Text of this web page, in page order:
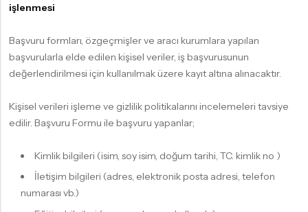
işlenmesi
Başvuru formları, özgeçmişler ve aracı kurumlara yapılan
başvurularla elde edilen kişisel veriler, iş başvurusunun
değerlendirilmesi için kullanılmak üzere kayıt altına alınacaktır.
Kişisel verileri işleme ve gizlilik politikalarını incelemeleri tavsiye
edilir. Başvuru Formu ile başvuru yapanlar;
Kimlik bilgileri (isim, soy isim, doğum tarihi, TC. kimlik no )
İletişim bilgileri (adres, elektronik posta adresi, telefon
numarası vb.)